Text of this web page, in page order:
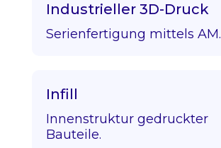
Industrieller 3D-Druck
Serienfertigung mittels AM.
Infill
Innenstruktur gedruckter
Bauteile.